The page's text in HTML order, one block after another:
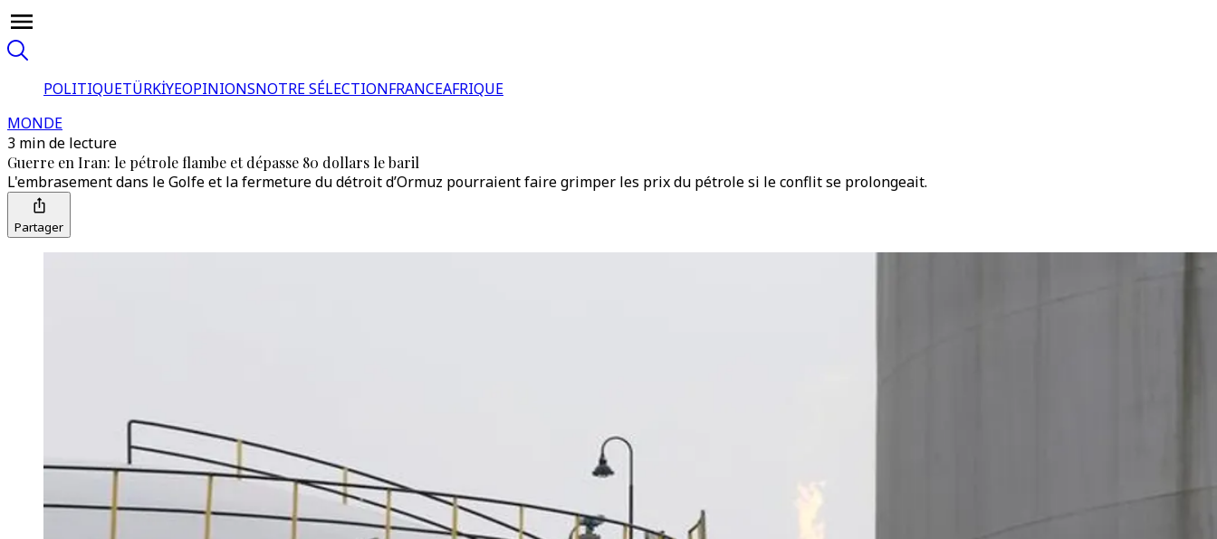
POLITIQUETÜRKİYEOPINIONSNOTRE SÉLECTIONFRANCEAFRIQUE
MONDE
3 min de lecture
Guerre en Iran: le pétrole flambe et dépasse 80 dollars le baril
L'embrasement dans le Golfe et la fermeture du détroit d’Ormuz pourraient faire grimper les prix du pétrole si le conflit se prolongeait.
Partager